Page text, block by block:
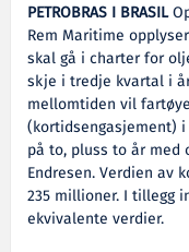
PETROBRAS I BRASIL
Rem Maritime
skal gå i charter for
skje i tredje kvartal i
mellomtiden vil
(kortidsengasjement)
på to, pluss to år
Endresen. Verdien av
235 millioner. I tillegg
ekvivalente verdier.